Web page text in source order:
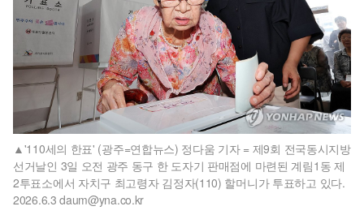
'110세의 한표' (광주=연합뉴스) 정다움 기자 = 제9회 전국동시지방
선거날인 3일 오전 광주 동구 한 도자기 판매점에 마련된 계림1동 제
2투표소에서 자치구 최고령자 김정자(110) 할머니가 투표하고 있다.
2026.6.3 daum@yna.co.kr